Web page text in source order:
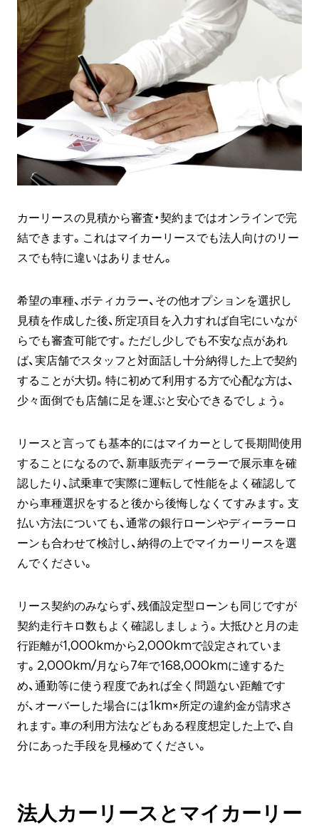
カーリースの見積から審査・契約まではオンラインで完
結できます。これはマイカーリースでも法人向けのリー
スでも特に違いはありません。
希望の車種、ボティカラー、その他オプションを選択し
見積を作成した後、所定項目を入力すれば自宅にいなが
らでも審査可能です。ただし少しでも不安な点があれ
ば、実店舗でスタッフと対面話し十分納得した上で契約
することが大切。特に初めて利用する方で心配な方は、
少々面倒でも店舗に足を運ぶと安心できるでしょう。
リースと言っても基本的にはマイカーとして長期間使用
することになるので、新車販売ディーラーで展示車を確
認したり、試乗車で実際に運転して性能をよく確認して
から車種選択をすると後から後悔しなくてすみます。支
払い方法についても、通常の銀行ローンやディーラーロ
ーンも合わせて検討し、納得の上でマイカーリースを選
んでください。
リース契約のみならず、残価設定型ローンも同じですが
契約走行キロ数もよく確認しましょう。大抵ひと月の走
行距離が1,000kmから2,000kmで設定されていま
す。2,000km/月なら7年で168,000kmに達するた
め、通勤等に使う程度であれば全く問題ない距離です
が、オーバーした場合には1km×所定の違約金が請求さ
れます。車の利用方法などもある程度想定した上で、自
分にあった手段を見極めてください。
法人カーリースとマイカーリー